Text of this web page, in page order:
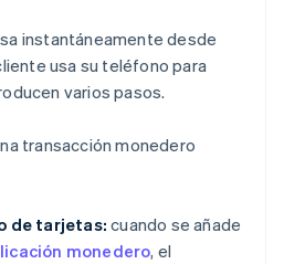
instantáneamente desde
usa su teléfono para
varios pasos.
transacción monedero
de tarjetas:cuando se añade
monedero, el